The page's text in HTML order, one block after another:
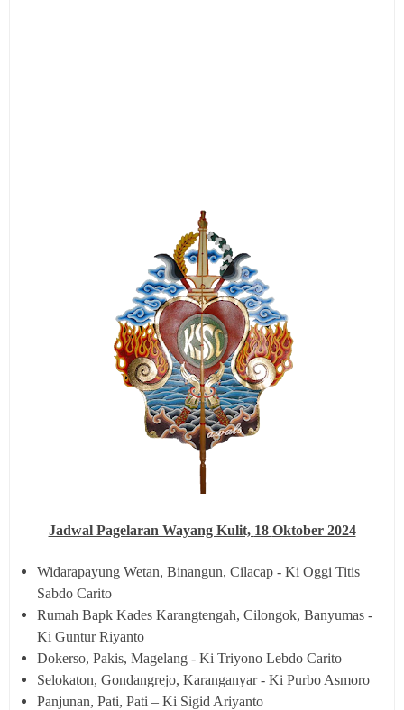
Jadwal Pagelaran Wayang Kulit, 18 Oktober 2024
Widarapayung Wetan, Binangun, Cilacap - Ki Oggi Titis
Sabdo Carito
Rumah Bapk Kades Karangtengah, Cilongok, Banyumas -
Ki Guntur Riyanto
Dokerso, Pakis, Magelang - Ki Triyono Lebdo Carito
Selokaton, Gondangrejo, Karanganyar - Ki Purbo Asmoro
Panjunan, Pati, Pati – Ki Sigid Ariyanto